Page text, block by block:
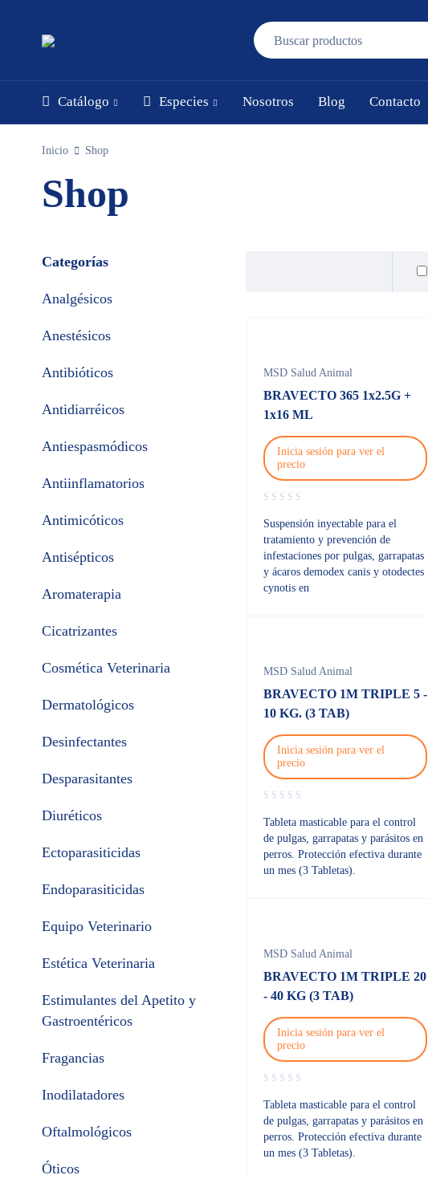
Catálogo Especies Nosotros Blog Contacto
Inicio Shop
Shop
Categorías
Analgésicos
Anestésicos
Antibióticos
Antidiarréicos
Antiespasmódicos
Antiinflamatorios
Antimicóticos
Antisépticos
Aromaterapia
Cicatrizantes
Cosmética Veterinaria
Dermatológicos
Desinfectantes
Desparasitantes
Diuréticos
Ectoparasiticidas
Endoparasiticidas
Equipo Veterinario
Estética Veterinaria
Estimulantes del Apetito y
Gastroentéricos
Fragancias
Inodilatadores
Oftalmológicos
Óticos
MSD Salud Animal
BRAVECTO 365 1x2.5G +
1x16 ML
Inicia sesión para ver el
precio
Suspensión inyectable para el
tratamiento y prevención de
infestaciones por pulgas, garrapatas
y ácaros demodex canis y otodectes
cynotis en
MSD Salud Animal
BRAVECTO 1M TRIPLE 5 -
10 KG. (3 TAB)
Inicia sesión para ver el
precio
Tableta masticable para el control
de pulgas, garrapatas y parásitos en
perros. Protección efectiva durante
un mes (3 Tabletas).
MSD Salud Animal
BRAVECTO 1M TRIPLE 20
- 40 KG (3 TAB)
Inicia sesión para ver el
precio
Tableta masticable para el control
de pulgas, garrapatas y parásitos en
perros. Protección efectiva durante
un mes (3 Tabletas).